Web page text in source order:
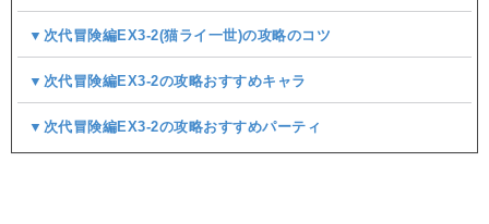
▼次代冒険編EX3-2(猫ライ一世)の攻略のコツ
▼次代冒険編EX3-2の攻略おすすめキャラ
▼次代冒険編EX3-2の攻略おすすめパーティ